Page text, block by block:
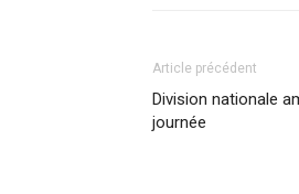
Article précédent
Division nationale
journée